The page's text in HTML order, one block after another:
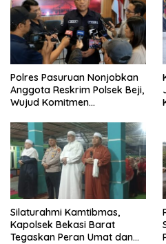
Polres Pasuruan Nonjobkan
Anggota Reskrim Polsek Beji,
Wujud Komitmen
Dugaan Penganiayaan
Silaturahmi Kamtibmas,
Kapolsek Bekasi Barat
Tegaskan Peran Umat dan